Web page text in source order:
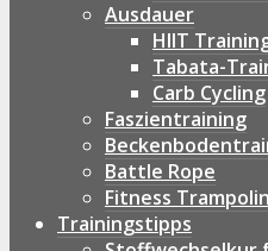
Ausdauer
HIIT
Tabata-
Carb Cycling
Faszientraining
Battle Rope
Fitness Trampolin
Trainingstipps